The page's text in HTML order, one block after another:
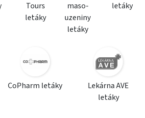
Tours
letáky
maso-
uzeniny
letáky
letáky
CoPharm letáky
Lekárna AVE
letáky